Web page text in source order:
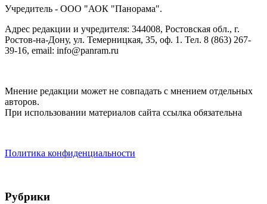
Учредитель - ООО "АОК "Панорама".
Адрес редакции и учредителя: 344008, Ростовская обл., г.
Ростов-на-Дону, ул. Темерницкая, 35, оф. 1. Тел. 8 (863) 267-
39-16, email: info@panram.ru
Мнение редакции может не совпадать с мнением отдельных
авторов.
При использовании материалов сайта ссылка обязательна
Политика конфиденциальности
Рубрики